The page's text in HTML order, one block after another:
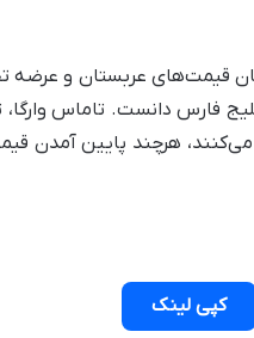
قیمت‌های عربستان و
فارس دانست. تاماس
می‌کنند، هرچند پایین آمدن
کپی لینک